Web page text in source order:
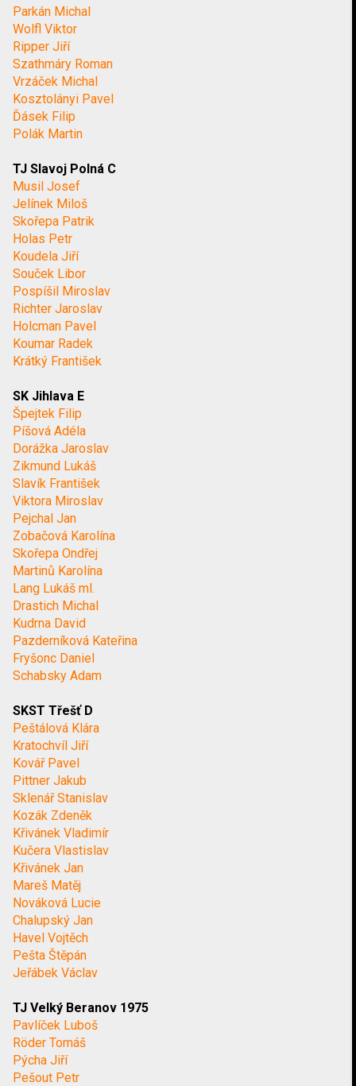
Parkán Michal
Wolfl Viktor
Ripper Jiří
Szathmáry Roman
Vrzáček Michal
Kosztolányi Pavel
Ďásek Filip
Polák Martin
TJ Slavoj Polná C
Musil Josef
Jelínek Miloš
Skořepa Patrik
Holas Petr
Koudela Jiří
Souček Libor
Pospíšil Miroslav
Richter Jaroslav
Holcman Pavel
Koumar Radek
Krátký František
SK Jihlava E
Špejtek Filip
Píšová Adéla
Dorážka Jaroslav
Zikmund Lukáš
Slavík František
Viktora Miroslav
Pejchal Jan
Zobačová Karolína
Skořepa Ondřej
Martinů Karolína
Lang Lukáš ml.
Drastich Michal
Kudrna David
Pazderníková Kateřina
Fryšonc Daniel
Schabsky Adam
SKST Třešť D
Peštálová Klára
Kratochvíl Jiří
Kovář Pavel
Pittner Jakub
Sklenář Stanislav
Kozák Zdeněk
Křivánek Vladimír
Kučera Vlastislav
Křivánek Jan
Mareš Matěj
Nováková Lucie
Chalupský Jan
Havel Vojtěch
Pešta Štěpán
Jeřábek Václav
TJ Velký Beranov 1975
Pavlíček Luboš
Röder Tomáš
Pýcha Jiří
Pešout Petr